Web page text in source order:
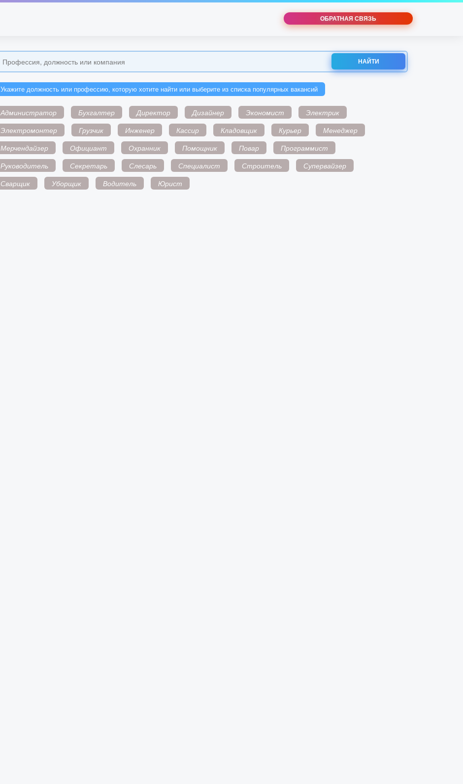
ОБРАТНАЯ СВЯЗЬ
НАЙТИ
Укажите должность или профессию, которую хотите найти или выберите из списка популярных вакансий
Администратор Бухгалтер Директор Дизайнер Экономист
Электрик
Электромонтер
Грузчик Инженер Кассир Кладовщик Курьер
Менеджер
Мерчендайзер
Официант Охранник Помощник Повар
Программист
Руководитель
Секретарь Слесарь Специалист Строитель
Супервайзер
Сварщик
Уборщик Водитель Юрист